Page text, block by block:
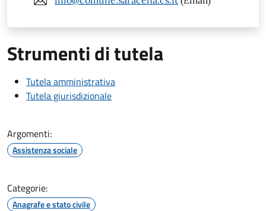
Strumenti di tutela
Tutela amministrativa
Tutela giurisdizionale
Argomenti:
Assistenza sociale
Categorie:
Anagrafe e stato civile